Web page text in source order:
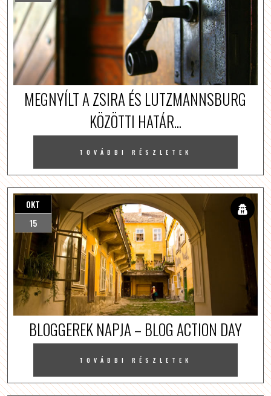
MEGNYÍLT A ZSIRA ÉS LUTZMANNSBURG
KÖZÖTTI HATÁR...
TOVÁBBI RÉSZLETEK
OKT
15
BLOGGEREK NAPJA – BLOG ACTION DAY
TOVÁBBI RÉSZLETEK